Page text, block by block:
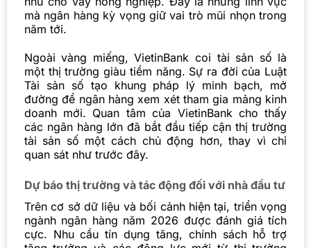
mà ngân hàng kỳ vọng giữ vai trò mũi nhọn trong
năm tới.
Ngoài vàng miếng, VietinBank coi tài sản số là
một thị trường giàu tiềm năng. Sự ra đời của Luật
Tài sản số tạo khung pháp lý minh bạch, mở
đường để ngân hàng xem xét tham gia mảng kinh
doanh mới. Quan tâm của VietinBank cho thấy
các ngân hàng lớn đã bắt đầu tiếp cận thị trường
tài sản số một cách chủ động hơn, thay vì chỉ
quan sát như trước đây.
Dự báo thị trường và tác động đối với nhà đầu tư
Trên cơ sở dữ liệu và bối cảnh hiện tại, triển vọng
ngành ngân hàng năm 2026 được đánh giá tích
cực. Nhu cầu tín dụng tăng, chính sách hỗ trợ